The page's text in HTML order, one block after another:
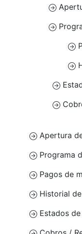
Apertura
Programa
Pagos de
Historial
Estados